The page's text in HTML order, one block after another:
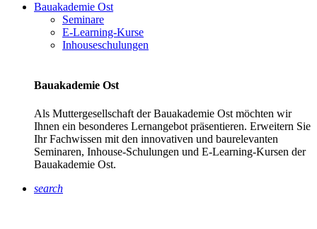
Bauakademie Ost
Seminare
E-Learning-Kurse
Inhouseschulungen
Bauakademie Ost
Als Muttergesellschaft der Bauakademie Ost möchten wir
Ihnen ein besonderes Lernangebot präsentieren. Erweitern Sie
Ihr Fachwissen mit den innovativen und baurelevanten
Seminaren, Inhouse-Schulungen und E-Learning-Kursen der
Bauakademie Ost.
search